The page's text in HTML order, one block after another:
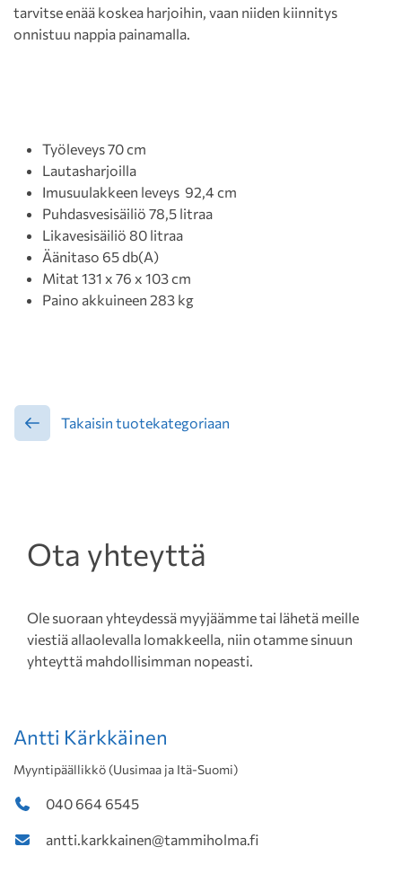
tarvitse enää koskea harjoihin, vaan niiden kiinnitys
onnistuu nappia painamalla.
Työleveys 70 cm
Lautasharjoilla
Imusuulakkeen leveys 92,4 cm
Puhdasvesisäiliö 78,5 litraa
Likavesisäiliö 80 litraa
Äänitaso 65 db(A)
Mitat 131 x 76 x 103 cm
Paino akkuineen 283 kg
Takaisin tuotekategoriaan
Ota yhteyttä
Ole suoraan yhteydessä myyjäämme tai lähetä meille
viestiä allaolevalla lomakkeella, niin otamme sinuun
yhteyttä mahdollisimman nopeasti.
Antti Kärkkäinen
Myyntipäällikkö (Uusimaa ja Itä-Suomi)
040 664 6545
antti.karkkainen@tammiholma.fi